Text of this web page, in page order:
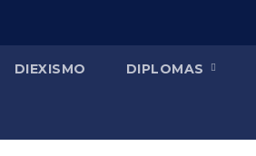
DIEXISMO DIPLOMAS